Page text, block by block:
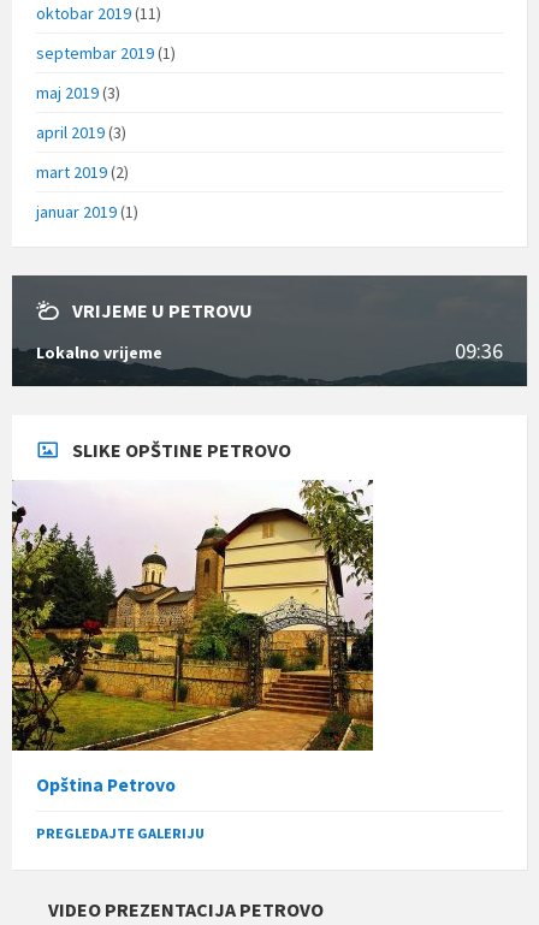
oktobar 2019(11)
septembar 2019(1)
maj 2019(3)
april 2019(3)
mart 2019(2)
januar 2019(1)
VRIJEME U PETROVU
Lokalno vrijeme 09:36
SLIKE OPŠTINE PETROVO
Opština Petrovo
PREGLEDAJTE GALERIJU
VIDEO PREZENTACIJA PETROVO